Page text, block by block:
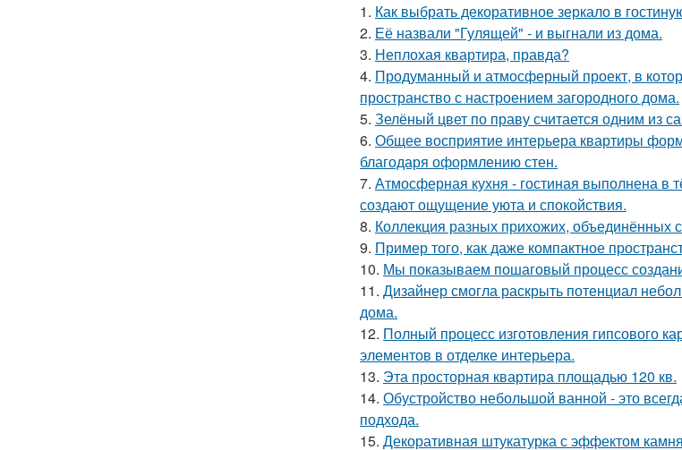
1. Как выбрать декоративное зеркало в
2. Её назвали "Гулящей" - и выгнали из дома.
3. Неплохая квартира, правда?
4. Продуманный и атмосферный проект, в
пространство с настроением загородного дома.
5. Зелёный цвет по праву считается одним из
6. Общее восприятие интерьера квартиры
благодаря оформлению стен.
7. Атмосферная кухня - гостиная выполнена в
создают ощущение уюта и спокойствия.
8. Коллекция разных прихожих, объединённых
9. Пример того, как даже компактное
10. Мы показываем пошаговый процесс
11. Дизайнер смогла раскрыть потенциал
дома.
12. Полный процесс изготовления гипсового
элементов в отделке интерьера.
13. Эта просторная квартира площадью 120 кв.
14. Обустройство небольшой ванной - это
подхода.
15. Декоративная штукатурка с эффектом